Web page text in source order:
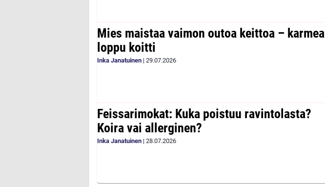
Mies maistaa vaimon outoa keittoa – karmea
loppu koitti
Inka Janatuinen | 29.07.2026
Feissarimokat: Kuka poistuu ravintolasta?
Koira vai allerginen?
Inka Janatuinen | 28.07.2026